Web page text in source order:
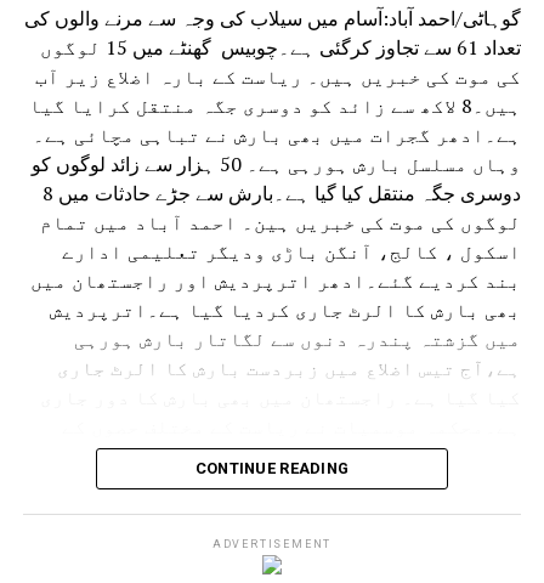
گوہاٹی/احمد آباد:آسام میں سیلاب کی وجہ سے مرنے والوں کی
تعداد 61 سے تجاوز کرگئی ہے۔چوبیس گھنٹے میں 15 لوگوں
کی موت کی خبریں ہیں۔ ریاست کے بارہ اضلاع زیر آب
ہیں۔8 لاکھ سے زائد کو دوسری جگہ منتقل کرایا گیا
ہے۔ادھر گجرات میں بھی بارش نے تباہی مچائی ہے۔
وہاں مسلسل بارش ہورہی ہے۔ 50 ہزار سے زائد لوگوں کو
دوسری جگہ منتقل کیا گیا ہے۔بارش سے جڑے حادثات میں 8
لوگوں کی موت کی خبریں ہین۔ احمد آباد میں تمام
اسکول ، کالج، آنگن باڑی ودیگر تعلیمی ادارے
بند کردیے گئے۔ادھر اترپردیش اور راجستھان میں
بھی بارش کا الرٹ جاری کردیا گیا ہے۔اترپردیش
میں گزشتہ پندرہ دنوں سے لگاتار بارش ہورہی
ہے،آج تیس اضلاع میں زبردست بارش کا الرٹ جاری
لئے الرٹ جاری کردیا ہے۔ حالانکہ جموں وکشمیر
میں لینڈ سلائڈنگ کی وجہ سے آمدورفت ٹھپ تھی لیکن
اب چھ دنوں کے بعد آمدورفت جاری ہوئی ہے۔
امرناتھ یاترا بھی شروع کردی گئی ہے۔
CONTINUE READING
ADVERTISEMENT